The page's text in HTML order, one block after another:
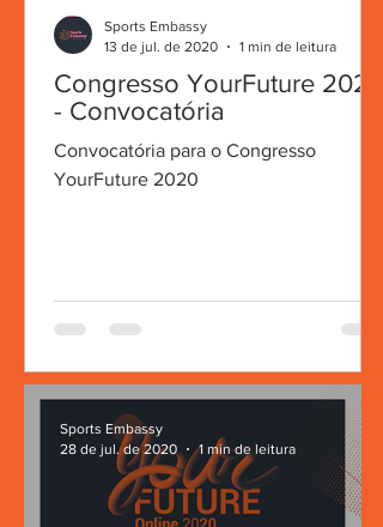
Congresso YourFuture 2020
- Convocatória
Convocatória para o Congresso
YourFuture 2020
Sports Embassy
13 de jul. de 2020
1 min de leitura
Sports Embassy
28 de jul. de 2020
1 min de leitura